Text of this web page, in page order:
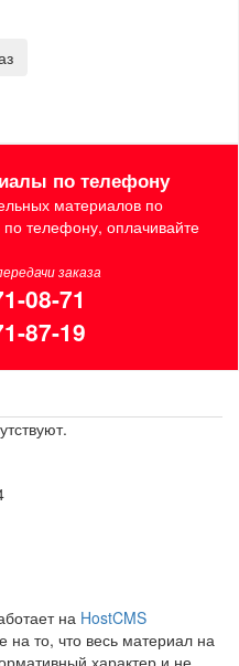
по телефону
материалов по
телефону, оплачивайте
заказа
08-71
87-19
на HostCMS
то, что весь материал на